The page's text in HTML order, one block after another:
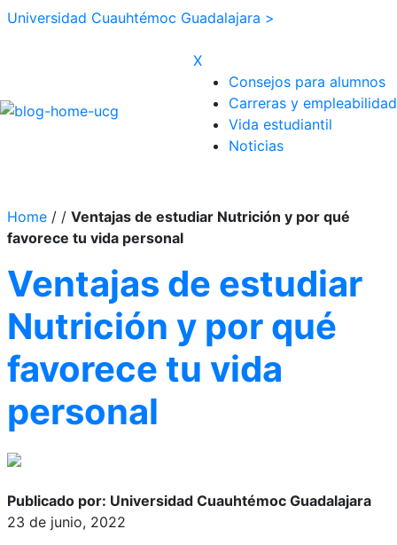
Universidad Cuauhtémoc Guadalajara >
X
Consejos para alumnos
Carreras y empleabilidad
Vida estudiantil
Noticias
Home / / Ventajas de estudiar Nutrición y por qué
favorece tu vida personal
Ventajas de estudiar
Nutrición y por qué
favorece tu vida
personal
Publicado por: Universidad Cuauhtémoc Guadalajara
23 de junio, 2022